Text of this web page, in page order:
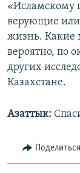
«Исламскому
верующие или
жизнь. Какие
вероятно, по
других
Казахстане.
Азаттык:
Поделиться